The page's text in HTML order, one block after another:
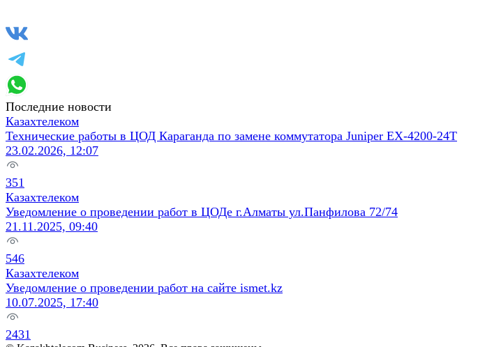
Последние новости
Казахтелеком
Технические работы в ЦОД Караганда по замене коммутатора Juniper EX-4200-24T
23.02.2026, 12:07
351
Казахтелеком
Уведомление о проведении работ в ЦОДе г.Алматы ул.Панфилова 72/74
21.11.2025, 09:40
546
Казахтелеком
Уведомление о проведении работ на сайте ismet.kz
10.07.2025, 17:40
2431